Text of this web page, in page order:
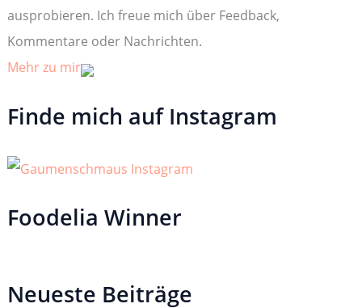
ausprobieren. Ich freue mich über Feedback,
Kommentare oder Nachrichten.
Mehr zu mir
Finde mich auf Instagram
Foodelia Winner
Neueste Beiträge